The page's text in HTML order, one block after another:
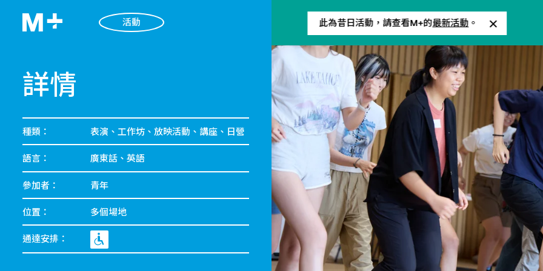
活動 此為昔日活動，請查看M+的最新活動 。
詳情
種類： 表演、工作坊、放映活動、講座、日營
語言： 廣東話、英語
參加者： 青年
位置： 多個場地
通達安排：